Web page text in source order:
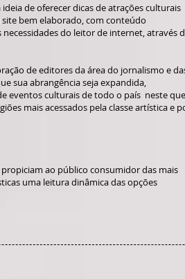
ideia de oferecer dicas de atrações culturais
bem elaborado, com conteúdo
necessidades do leitor de internet, através
de editores da área do jornalismo e
sua abrangência seja expandida,
eventos culturais de todo o país neste que
mais acessados pela classe artística e
ao público consumidor das mais
uma leitura dinâmica das opções